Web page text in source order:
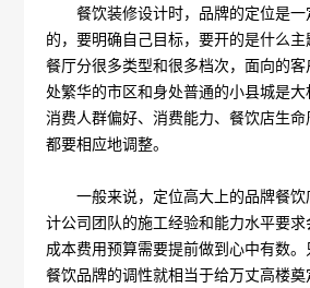
餐饮装修设计时，品牌的定位是一
的，要明确自己目标，要开的是什么
餐厅分很多类型和很多档次，面向的
处繁华的市区和身处普通的小县城是
消费人群偏好、消费能力、餐饮店生
都要相应地调整。
一般来说，定位高大上的品牌餐饮
计公司团队的施工经验和能力水平要
成本费用预算需要提前做到心中有数
餐饮品牌的调性就相当于给万丈高楼奠